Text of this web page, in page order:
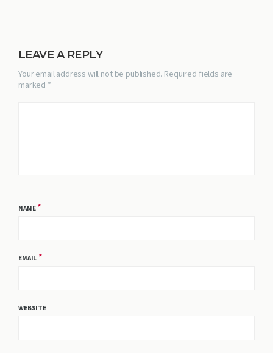
LEAVE A REPLY
Your email address will not be published. Required fields are
marked *
NAME *
EMAIL *
WEBSITE